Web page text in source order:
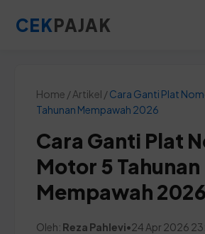
CEKPAJAK
Home / Artikel /Cara Ganti Plat
Tahunan Mempawah 2026
Cara Ganti Plat
Motor 5 Tahunan
Mempawah 2026
Oleh: Reza Pahlevi•24 Apr 2026